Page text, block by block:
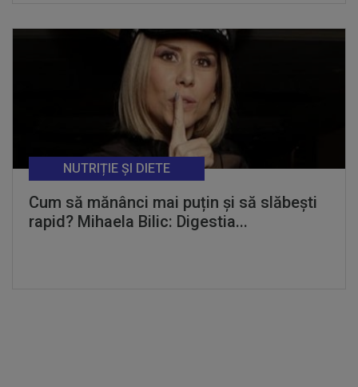
Cum să mănânci mai puțin și să slăbești
rapid? Mihaela Bilic: Digestia...
NUTRIȚIE ȘI DIETE